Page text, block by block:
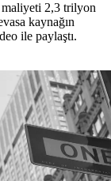
maliyeti 2,3 trilyon
kaynağın
ile paylaştı.